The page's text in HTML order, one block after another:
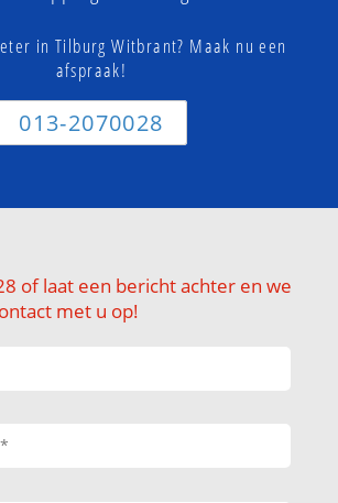
in Tilburg Witbrant? Maak nu een
afspraak!
013-2070028
of laat een bericht achter en we
met u op!